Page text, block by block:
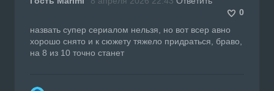
0
назвать супер сериалом нельзя, но вот всер авно
хорошо снято и к сюжету тяжело придраться, браво,
на 8 из 10 точно станет